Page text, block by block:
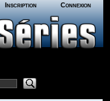
Inscription Connexion